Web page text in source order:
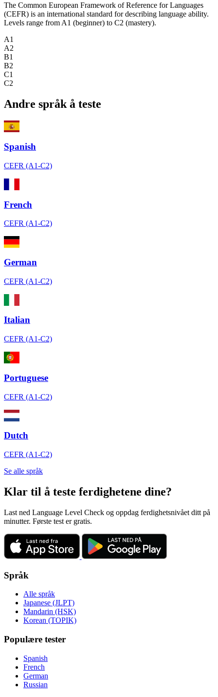
The Common European Framework of Reference for Languages
(CEFR) is an international standard for describing language ability.
Levels range from A1 (beginner) to C2 (mastery).
A1
A2
B1
B2
C1
C2
Andre språk å teste
Spanish
CEFR (A1-C2)
French
CEFR (A1-C2)
German
CEFR (A1-C2)
Italian
CEFR (A1-C2)
Portuguese
CEFR (A1-C2)
Dutch
CEFR (A1-C2)
Se alle språk
Klar til å teste ferdighetene dine?
Last ned Language Level Check og oppdag ferdighetsnivået ditt på
minutter. Første test er gratis.
Språk
Alle språk
Japanese (JLPT)
Mandarin (HSK)
Korean (TOPIK)
Populære tester
Spanish
French
German
Russian